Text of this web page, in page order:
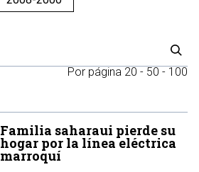
Por página 20 - 50 - 100
Familia saharaui pierde su
hogar por la línea eléctrica
marroquí